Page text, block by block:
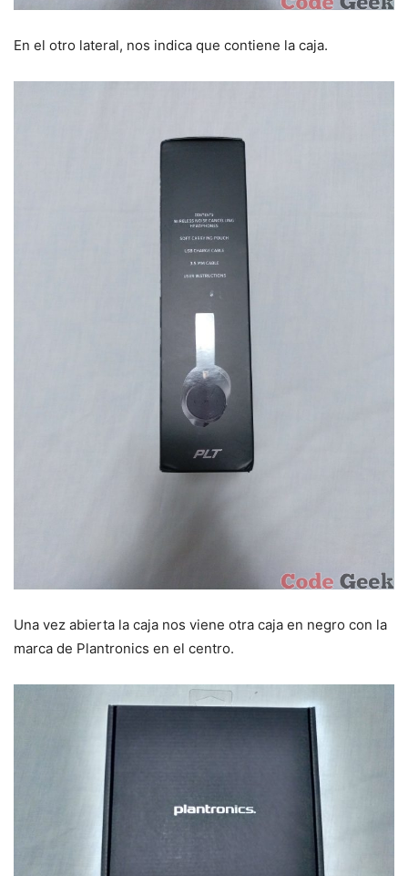
En el otro lateral, nos indica que contiene la caja.
Una vez abierta la caja nos viene otra caja en negro con la
marca de Plantronics en el centro.